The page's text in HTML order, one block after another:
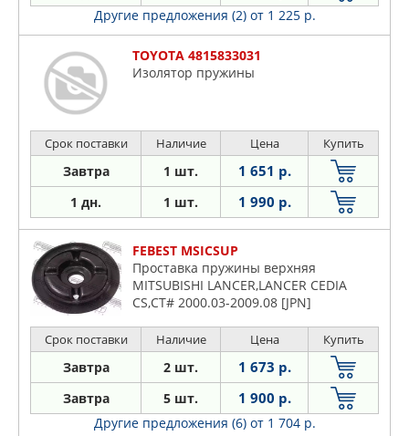
Другие предложения (2) от 1 225 р.
TOYOTA 4815833031
Изолятор пружины
Срок поставки Наличие Цена Купить
Завтра 1 шт. 1 651 р.
1 дн. 1 шт. 1 990 р.
FEBEST MSICSUP
Проставка пружины верхняя
MITSUBISHI LANCER,LANCER CEDIA
CS,CT# 2000.03-2009.08 [JPN]
Срок поставки Наличие Цена Купить
Завтра 2 шт. 1 673 р.
Завтра 5 шт. 1 900 р.
Другие предложения (6) от 1 704 р.